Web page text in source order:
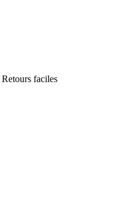
Retours faciles